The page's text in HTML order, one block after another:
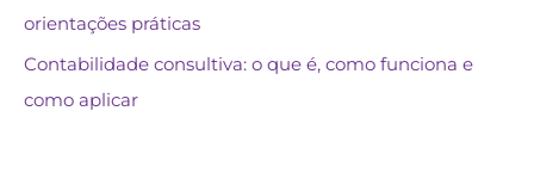
orientações práticas
Contabilidade consultiva: o que é, como funciona e
como aplicar